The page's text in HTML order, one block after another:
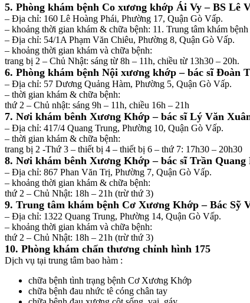
5. Phòng khám bệnh Co xương khớp Ái Vy – BS Lê
– Địa chỉ: 160 Lê Hoàng Phái, Phường 17, Quận Gò Vấp.
– khoảng thời gian khám & chữa bệnh: 11. Trung tâm khám
– Địa chỉ: 54/1A Phạm Văn Chiêu, Phường 8, Quận Gò Vấp.
– khoảng thời gian khám và chữa bệnh:
trang bị 2 – Chủ Nhật: sáng từ 8h – 11h, chiều từ 13h30 – 20h.
6. Phòng khám bệnh Nội xương khớp – bác sĩ Đoàn
– Địa chỉ: 57 Dương Quảng Hàm, Phường 5, Quận Gò Vấp.
– thời gian khám & chữa bệnh:
thứ 2 – Chủ nhật: sáng 9h – 11h, chiều 16h – 21h
7. Nơi khám bênh Xương Khớp – bác sĩ Lý Văn
– Địa chỉ: 417/4 Quang Trung, Phường 10, Quận Gò Vấp.
– thời gian khám & chữa bệnh:
trang bị 2 -Thứ 3 – thiết bị 4 – thiết bị 6 – thứ 7: 17h30 – 20h30
8. Nơi khám bênh Xương Khớp – bác sĩ Trần Quang
– Địa chỉ: 867 Phan Văn Trị, Phường 7, Quận Gò Vấp.
– khoảng thời gian khám & chữa bệnh:
thứ 2 – Chủ Nhật: 18h – 21h (trừ thứ 3)
9. Trung tâm khám bệnh Cơ Xương Khớp – Bác Sỹ
– Địa chỉ: 1322 Quang Trung, Phường 14, Quận Gò Vấp.
– khoảng thời gian khám và chữa bệnh:
thứ 2 – Chủ Nhật: 18h – 21h (trừ thứ 3)
10. Phòng khám chấn thương chỉnh hình 175
Dịch vụ tại trung tâm bao hàm :
chữa bệnh tình trạng bệnh Cơ Xương Khớp
chữa bệnh đau nhức tê cóng chân tay